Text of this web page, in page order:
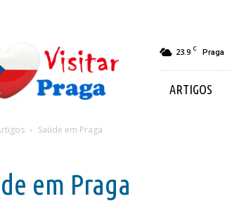
23.9 C Praga
ARTIGOS
Saúde em Praga
em Praga